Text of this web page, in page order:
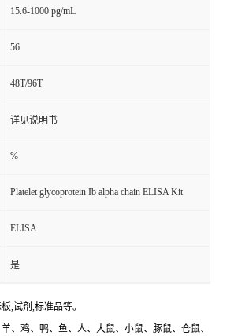
15.6-1000 pg/mL
56
48T/96T
详见说明书
%
Platelet glycoprotein Ib alpha chain ELISA Kit
ELISA
是
,试剂 ,标准品等。
、鸡、鸭、鱼、人、大鼠、小鼠、豚鼠、仓鼠、